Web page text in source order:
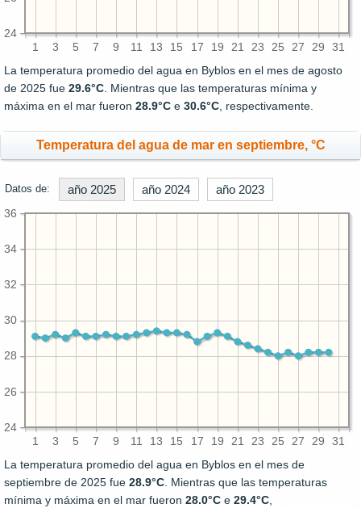
1 3 5 7 9 11 13 15 17 19 21 23 25 27 29 31
24
La temperatura promedio del agua en Byblos en el mes de agosto
de 2025 fue 29.6°C. Mientras que las temperaturas mínima y
máxima en el mar fueron 28.9°C e 30.6°C, respectivamente.
Temperatura del agua de mar en septiembre, °C
Datos de: año 2025 año 2024 año 2023
1 3 5 7 9 11 13 15 17 19 21 23 25 27 29 31
24
26
28
30
32
34
36
La temperatura promedio del agua en Byblos en el mes de
septiembre de 2025 fue 28.9°C. Mientras que las temperaturas
mínima y máxima en el mar fueron 28.0°C e 29.4°C,